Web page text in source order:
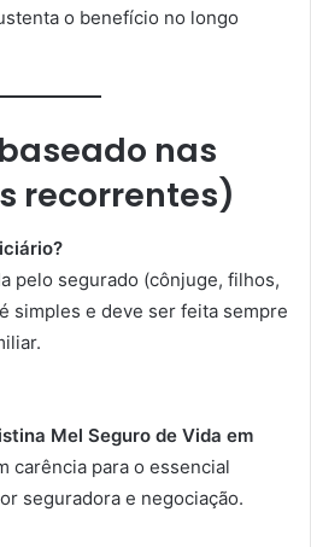
o benefício no longo
nas
recorrentes)
pelo segurado (cônjuge, filhos,
simples e deve ser feita sempre
Mel Seguro de Vida em
carência para o essencial
seguradora e negociação.